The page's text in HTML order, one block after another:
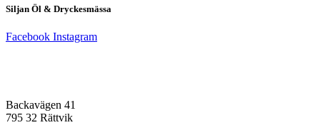
Siljan Öl & Dryckesmässa
Facebook Instagram
Backavägen 41
795 32 Rättvik